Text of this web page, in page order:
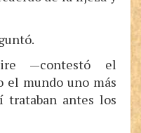
—contestó el
el mundo uno más
trataban antes los